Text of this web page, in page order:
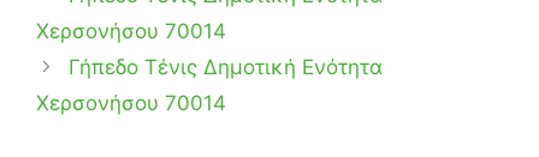
Χερσονήσου 70014
Γήπεδο Τένις Δημοτική Ενότητα
Χερσονήσου 70014